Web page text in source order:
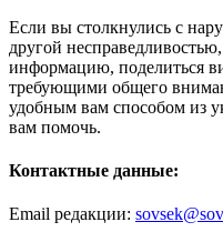
Если вы столкнулись с
другой
информацию, поделиться
требующими общего
удобным вам способом из
вам помочь.
Контактные данные:
Email редакции: